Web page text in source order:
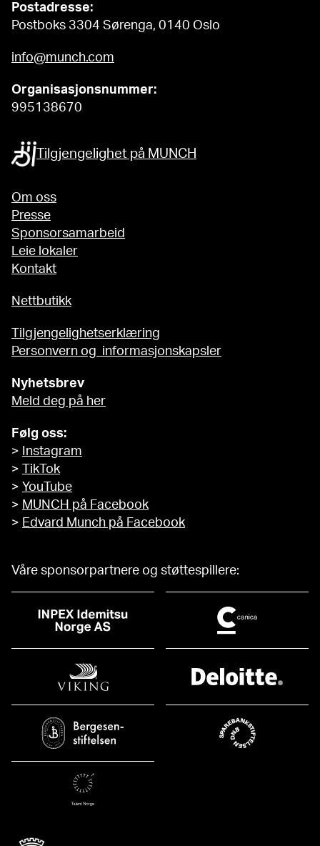
Postadresse:
Postboks 3304 Sørenga, 0140 Oslo
info@munch.com
Organisasjonsnummer:
995138670
Tilgjengelighet på MUNCH
Om oss
Presse
Sponsorsamarbeid
Leie lokaler
Kontakt
Nettbutikk
Tilgjengelighetserklæring
Personvern og informasjonskapsler
Nyhetsbrev
Meld deg på her
Følg oss:
>
Instagram
>
TikTok
> YouTube
> MUNCH på Facebook
> Edvard Munch på Facebook
Våre sponsorpartnere og støttespillere: